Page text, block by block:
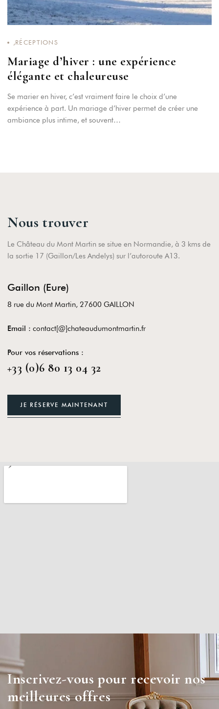
,RÉCEPTIONS
Mariage d’hiver : une expérience
élégante et chaleureuse
Se marier en hiver, c’est vraiment faire le choix d’une
expérience à part. Un mariage d’hiver permet de créer une
ambiance plus intime, et souvent…
Nous trouver
Le Château du Mont Martin se situe en Normandie, à 3 kms de
la sortie 17 (Gaillon/Les Andelys) sur l’autoroute A13.
Gaillon (Eure)
8 rue du Mont Martin, 27600 GAILLON
Email : contact[@]chateaudumontmartin.fr
Pour vos réservations :
+33 (0)6 80 13 04 32
JE RÉSERVE MAINTENANT
Inscrivez-vous pour recevoir nos
meilleures offres